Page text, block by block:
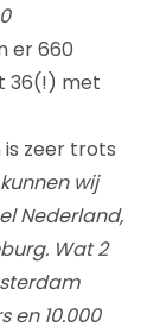
er 660
36(!) met
zeer trots
wij
Nederland,
Wat 2
en 10.000